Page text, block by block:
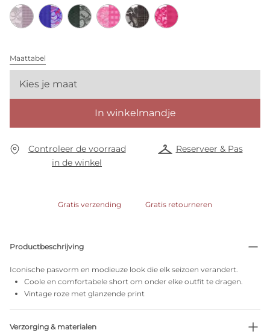
Maattabel
Kies je maat
In winkelmandje
Controleer de voorraad
in de winkel
Reserveer & Pas
Gratis verzending Gratis retourneren
Productbeschrijving
Iconische pasvorm en modieuze look die elk seizoen verandert.
Coole en comfortabele short om onder elke outfit te dragen.
Vintage roze met glanzende print
Verzorging & materialen